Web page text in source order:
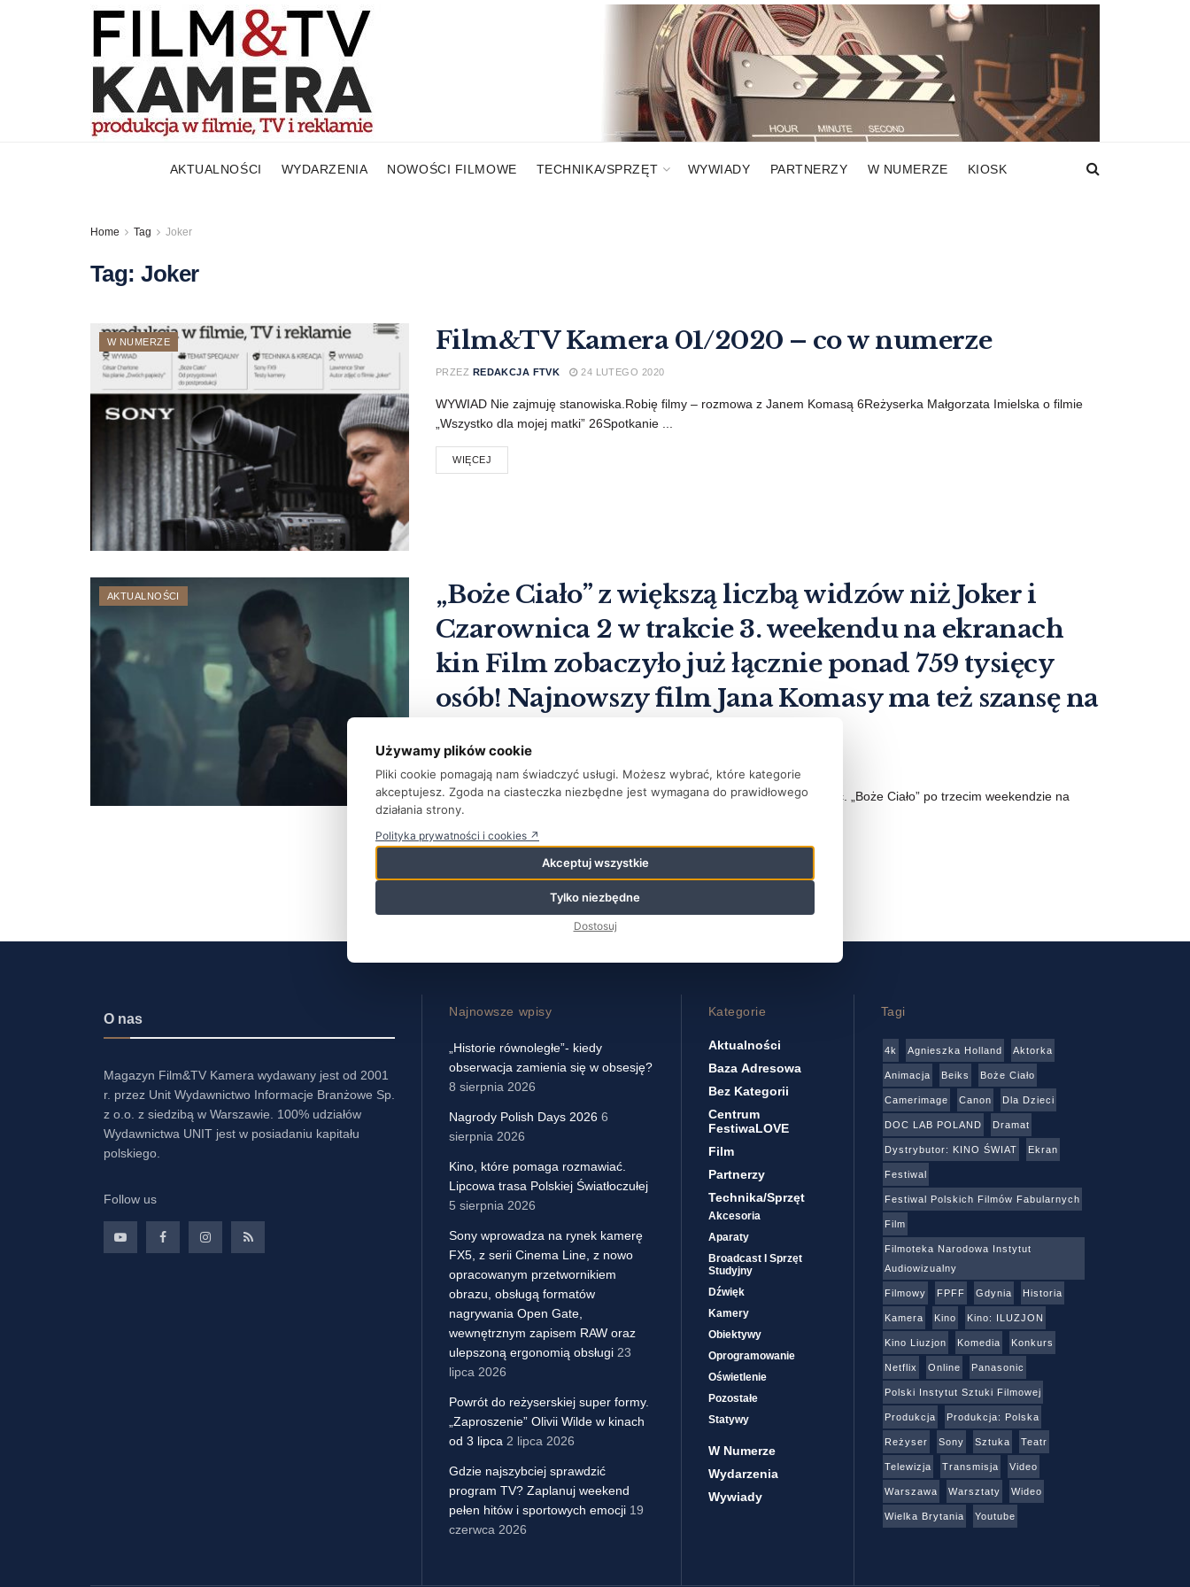
AKTUALNOŚCI WYDARZENIA NOWOŚCI FILMOWE TECHNIKA/SPRZĘT WYWIADY PARTNERZY W NUMERZE KIOSK
Home Tag Joker
Tag:Joker
W NUMERZE Film&TV Kamera 01/2020 – co w numerze
PRZEZ REDAKCJA FTVK 24 LUTEGO 2020
WYWIAD Nie zajmuję stanowiska.Robię filmy – rozmowa z Janem Komasą 6Reżyserka Małgorzata Imielska o filmie
„Wszystko dla mojej matki” 26Spotkanie ...
WIĘCEJ
AKTUALNOŚCI
„Boże Ciało” z większą liczbą widzów niż Joker i
Czarownica 2 w trakcie 3. weekendu na ekranach
kin Film zobaczyło już łącznie ponad 759 tysięcy
osób! Najnowszy film Jana Komasy ma też szansę na
Lepszego prezentu urodzinowego Jan Komasa nie mógł sobie wymarzyć. „Boże Ciało” po trzecim weekendzie na
ekranach przyciągnęło do kin już ...
O nas
Magazyn Film&TV Kamera wydawany jest od 2001
r. przez Unit Wydawnictwo Informacje Branżowe Sp.
z o.o. z siedzibą w Warszawie. 100% udziałów
Wydawnictwa UNIT jest w posiadaniu kapitału
polskiego.
Follow us
Najnowsze wpisy
„Historie równoległe”- kiedy
obserwacja zamienia się w obsesję?
8 sierpnia 2026
Nagrody Polish Days 2026 6
sierpnia 2026
Kino, które pomaga rozmawiać.
Lipcowa trasa Polskiej Światłoczułej
5 sierpnia 2026
Sony wprowadza na rynek kamerę
FX5, z serii Cinema Line, z nowo
opracowanym przetwornikiem
obrazu, obsługą formatów
nagrywania Open Gate,
wewnętrznym zapisem RAW oraz
ulepszoną ergonomią obsługi 23
lipca 2026
Powrót do reżyserskiej super formy.
„Zaproszenie” Olivii Wilde w kinach
od 3 lipca 2 lipca 2026
Gdzie najszybciej sprawdzić
program TV? Zaplanuj weekend
pełen hitów i sportowych emocji 19
czerwca 2026
Kategorie
Aktualności
Baza Adresowa
Bez Kategorii
Centrum
FestiwaLOVE
Film
Partnerzy
Technika/sprzęt
Akcesoria
Aparaty
Broadcast I Sprzęt
Studyjny
Dźwięk
Kamery
Obiektywy
Oprogramowanie
Oświetlenie
Pozostałe
Statywy
W Numerze
Wydarzenia
Wywiady
Tagi
4k Agnieszka Holland Aktorka
Animacja Beiks Boże Ciało
Camerimage Canon Dla Dzieci
DOC LAB POLAND Dramat
Dystrybutor: KINO ŚWIAT Ekran
Festiwal
Festiwal Polskich Filmów Fabularnych
Film
Filmoteka Narodowa Instytut
Audiowizualny
Filmowy FPFF Gdynia Historia
Kamera Kino Kino: ILUZJON
Kino Liuzjon Komedia Konkurs
Netflix Online Panasonic
Polski Instytut Sztuki Filmowej
Produkcja Produkcja: Polska
Reżyser Sony Sztuka Teatr
Telewizja Transmisja Video
Warszawa Warsztaty Wideo
Wielka Brytania Youtube
Używamy plików cookie
Pliki cookie pomagają nam świadczyć usługi. Możesz wybrać, które kategorie
akceptujesz. Zgoda na ciasteczka niezbędne jest wymagana do prawidłowego
działania strony.
Polityka prywatności i cookies ↗
Akceptuj wszystkie
Tylko niezbędne
Dostosuj